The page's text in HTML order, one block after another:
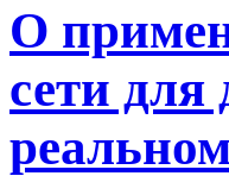
О
сети